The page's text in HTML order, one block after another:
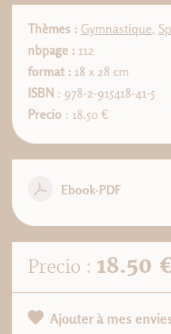
Thèmes : Gymnastique,
nbpage : 112
format : 18 x 28 cm
ISBN : 978-2-915418-41-5
Precio : 18.50 €
Ebook-PDF
Precio : 18.50
Ajouter à mes